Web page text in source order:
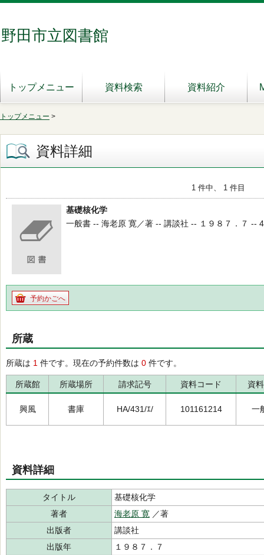
野田市立図書館
トップメニュー 資料検索 資料紹介
トップメニュー >
資料詳細
1 件中、 1 件目
基礎核化学
一般書 -- 海老原 寛／著 -- 講談社 -- １９８７．７ --
予約かごへ
所蔵
所蔵は 1 件です。現在の予約件数は 0 件です。
所蔵館 所蔵場所 請求記号 資料コード 資
興風 書庫 HA/431/ｴ/ 101161214 一
資料詳細
タイトル
基礎核化学
著者
海老原 寛 ／著
出版者
講談社
出版年
１９８７．７